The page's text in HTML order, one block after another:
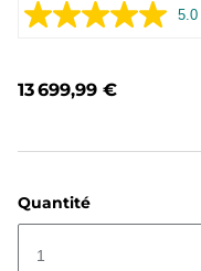
5.0
13 699,99 €
Quantité
1